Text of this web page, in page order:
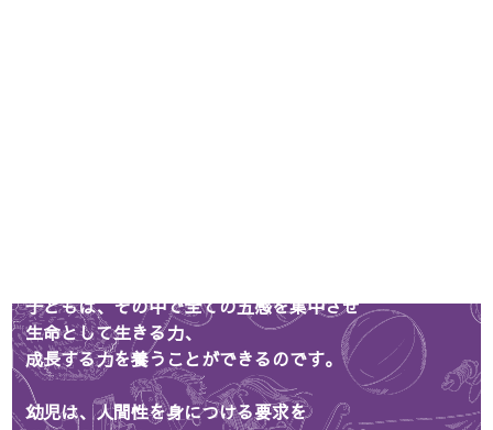
生命として生きる力、
成長する力を養うことができるのです。
幼児は、人間性を身につける要求を
満たそうとします。